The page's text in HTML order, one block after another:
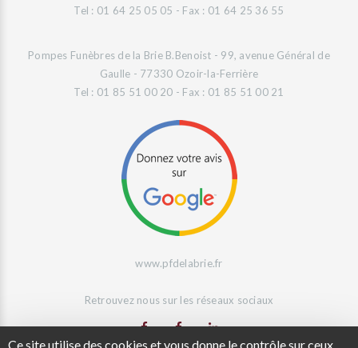
Ce site utilise des cookies et vous donne le contrôle sur ceux
Tel : 01 64 25 05 05 - Fax : 01 64 25 36 55
Pompes Funèbres de la Brie B.Benoist - 99, avenue Général de
Gaulle - 77330 Ozoir-la-Ferrière
Tel : 01 85 51 00 20 - Fax : 01 85 51 00 21
www.pfdelabrie.fr
Retrouvez nous sur les réseaux sociaux